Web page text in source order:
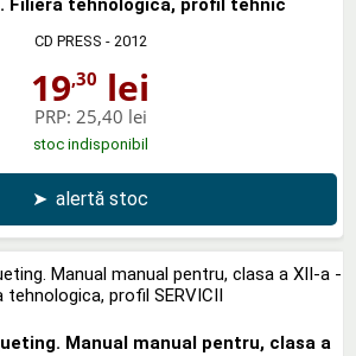
CD PRESS - 2012
19,30 lei
PRP: 25,40 lei
stoc indisponibil
➤ alertă stoc
Manual manual pentru, clasa a